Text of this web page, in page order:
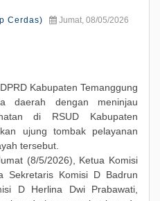
Cerdas)
Jumat, 08/05/2026
Kabupaten Temanggung
daerah dengan meninjau
di RSUD Kabupaten
ujung tombak pelayanan
tersebut.
(8/5/2026), Ketua Komisi
Sekretaris Komisi D Badrun
D Herlina Dwi Prabawati,